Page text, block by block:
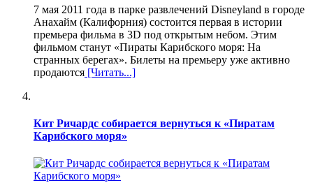
7 мая 2011 года в парке развлечений Disneyland в городе
Анахайм (Калифорния) состоится первая в истории
премьера фильма в 3D под открытым небом. Этим
фильмом станут «Пираты Карибского моря: На
странных берегах». Билеты на премьеру уже активно
продаются [Читать...]
Кит Ричардс собирается вернуться к «Пиратам
Карибского моря»